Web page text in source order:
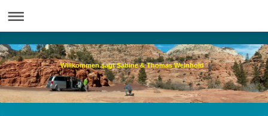
Willkommen sagt Sabine & Thomas Weinhold